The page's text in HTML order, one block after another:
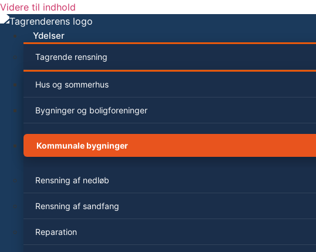
Videre til indhold
Ydelser
Tagrende rensning
Hus og sommerhus
Bygninger og boligforeninger
Kommunale bygninger
Rensning af nedløb
Rensning af sandfang
Reparation